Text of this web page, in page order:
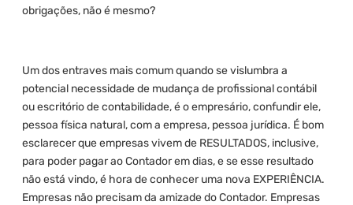
obrigações, não é mesmo?
Um dos entraves mais comum quando se vislumbra a
potencial necessidade de mudança de profissional contábil
ou escritório de contabilidade, é o empresário, confundir ele,
pessoa física natural, com a empresa, pessoa jurídica. É bom
esclarecer que empresas vivem de RESULTADOS, inclusive,
para poder pagar ao Contador em dias, e se esse resultado
não está vindo, é hora de conhecer uma nova EXPERIÊNCIA.
Empresas não precisam da amizade do Contador. Empresas